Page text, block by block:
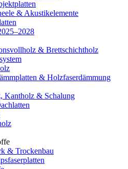
& Akustikelemente
& Brettschichtholz
& Holzfaserdämmung
Kantholz & Schalung
& Trockenbau